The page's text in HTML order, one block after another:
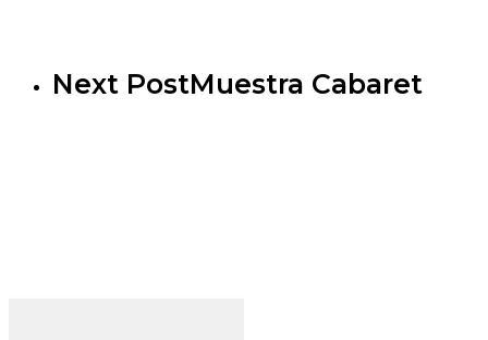
Next PostMuestra Cabaret